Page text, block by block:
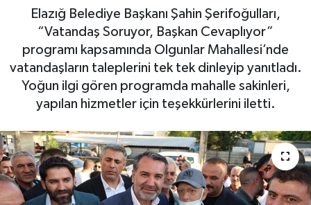
Elazığ Belediye Başkanı Şahin Şerifoğulları,
“Vatandaş Soruyor, Başkan Cevaplıyor”
programı kapsamında Olgunlar Mahallesi’nde
vatandaşların taleplerini tek tek dinleyip yanıtladı.
Yoğun ilgi gören programda mahalle sakinleri,
yapılan hizmetler için teşekkürlerini iletti.
ELAZIĞ
GENEL
GÜNDEM
HABERDE İNSAN
KÜLTÜR-SANAT
MAGAZİN